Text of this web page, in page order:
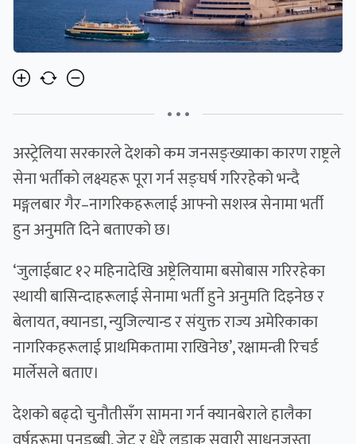
• • •
अस्ट्रेलिया सरकारले देशको कम जनसङ्ख्याका कारण राष्ट्रले
सेना भर्तीको लक्ष्यहरू पूरा गर्न सङ्घर्ष गरिरहेको भन्दै
मङ्गलबार गैर–नागरिकहरूलाई आफ्नो सशस्त्र सेनामा भर्ती
हुन अनुमति दिने बताएको छ।
‘जुलाईबाट १२ महिनादेखि अष्ट्रेलियामा बसोबास गरिरहेका
स्थायी बासिन्दाहरूलाई सेनामा भर्ती हुने अनुमति दिइनेछ र
बेलायत, क्यानडा, न्युजिल्यान्ड र संयुक्त राज्य अमेरिकाका
नागरिकहरूलाई प्राथमिकतामा राखिनेछ’, रक्षामन्त्री रिचर्ड
मार्लेसले बताए।
देशको बढ्दो चुनौतीसँग सामना गर्न क्यानबेराले हालैका